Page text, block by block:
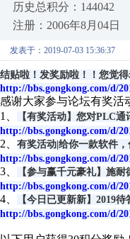
历史总积分：144042
注册：2006年8月04日
发表于：2019-07-03 15:36:37
结贴啦！发奖励啦！！您觉
http://bbs.gongkong.com/d/
感谢大家参与论坛有奖活
1、
【有奖活动】您对PLC通
http://bbs.gongkong.com/d/
2、 有奖活动|给你一款软件
http://bbs.gongkong.com/d/
3、
【参与赢千元豪礼】施
http://bbs.gongkong.com/d/
4、
【今日已更新新】2019
http://bbs.gongkong.com/d/